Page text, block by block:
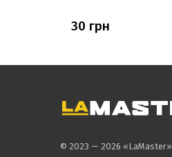
30 грн
© 2023 — 2026 «LaMaster»